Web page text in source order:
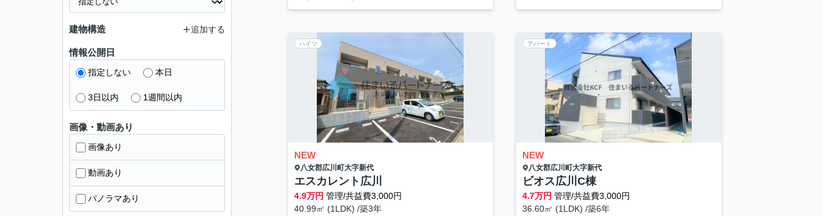
ハイツ
NEW
八女郡広川町大字新代
エスカレント広川
4.9万円 管理/共益費3,000円
40.99㎡ (1LDK) /築3年
アパート
NEW
八女郡広川町大字新代
ビオス広川C棟
4.7万円 管理/共益費3,000円
36.60㎡ (1LDK) /築6年
建物構造 追加する
情報公開日
指定しない 本日
3日以内 1週間以内
画像・動画あり
画像あり
動画あり
パノラマあり